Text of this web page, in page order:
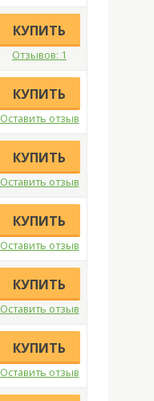
КУПИТЬ
Отзывов: 1
КУПИТЬ
Оставить отзыв
КУПИТЬ
Оставить отзыв
КУПИТЬ
Оставить отзыв
КУПИТЬ
Оставить отзыв
КУПИТЬ
Оставить отзыв